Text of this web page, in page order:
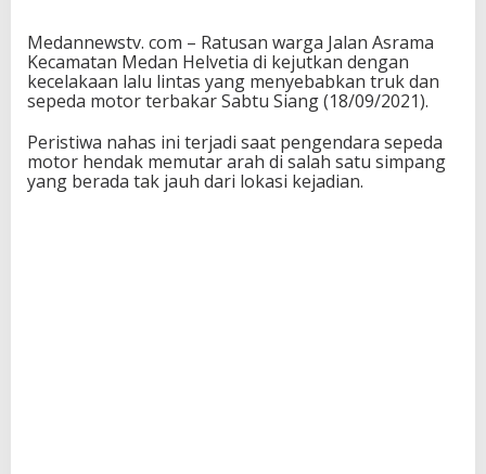
Medannewstv. com – Ratusan warga Jalan Asrama
Kecamatan Medan Helvetia di kejutkan dengan
kecelakaan lalu lintas yang menyebabkan truk dan
sepeda motor terbakar Sabtu Siang (18/09/2021).
Peristiwa nahas ini terjadi saat pengendara sepeda
motor hendak memutar arah di salah satu simpang
yang berada tak jauh dari lokasi kejadian.